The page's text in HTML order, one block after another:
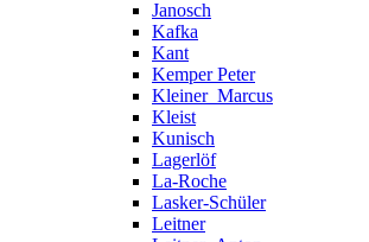
Janosch
Kafka
Kant
Kemper Peter
Kleiner_Marcus
Kleist
Kunisch
Lagerlöf
La-Roche
Lasker-Schüler
Leitner